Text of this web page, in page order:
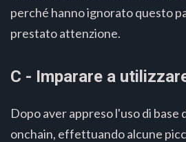
perché hanno ignorato questo
prestato attenzione.
C - Imparare a
Dopo aver appreso l'uso di
onchain, effettuando alcune